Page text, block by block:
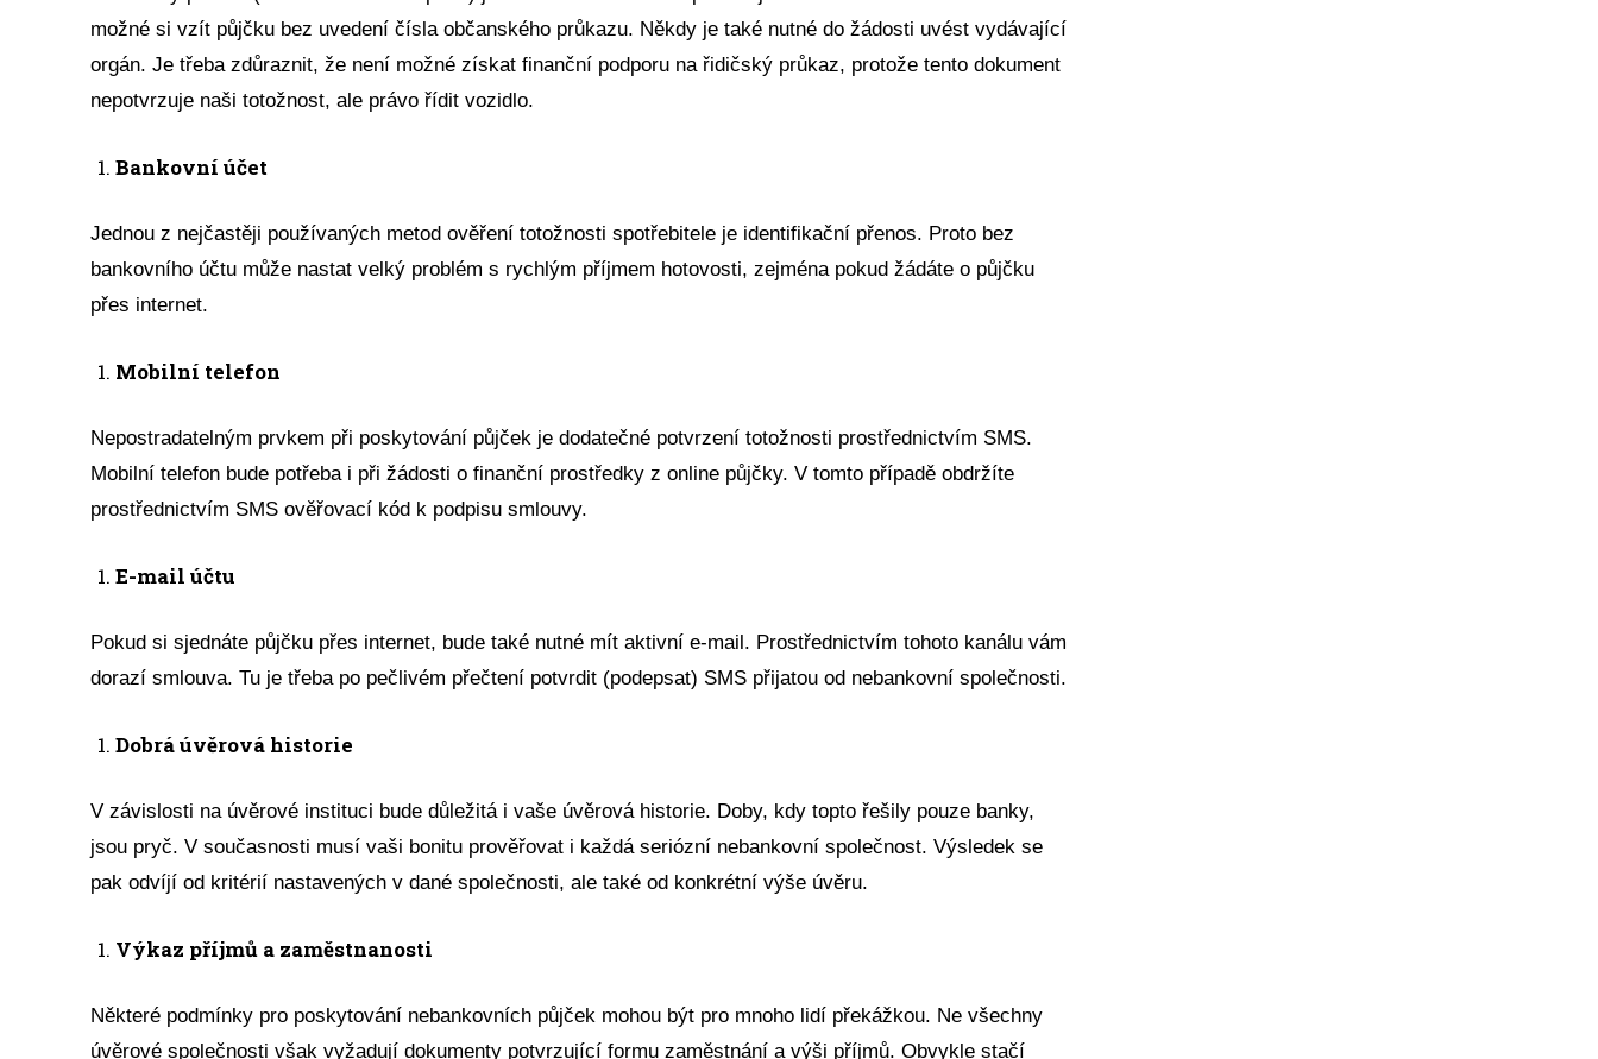
možné si vzít půjčku bez uvedení čísla občanského průkazu. Někdy je také nutné do žádosti uvést vydávající
orgán. Je třeba zdůraznit, že není možné získat finanční podporu na řidičský průkaz, protože tento dokument
nepotvrzuje naši totožnost, ale právo řídit vozidlo.
Bankovní účet
Jednou z nejčastěji používaných metod ověření totožnosti spotřebitele je identifikační přenos. Proto bez
bankovního účtu může nastat velký problém s rychlým příjmem hotovosti, zejména pokud žádáte o půjčku
přes internet.
Mobilní telefon
Nepostradatelným prvkem při poskytování půjček je dodatečné potvrzení totožnosti prostřednictvím SMS.
Mobilní telefon bude potřeba i při žádosti o finanční prostředky z online půjčky. V tomto případě obdržíte
prostřednictvím SMS ověřovací kód k podpisu smlouvy.
E-mail účtu
Pokud si sjednáte půjčku přes internet, bude také nutné mít aktivní e-mail. Prostřednictvím tohoto kanálu vám
dorazí smlouva. Tu je třeba po pečlivém přečtení potvrdit (podepsat) SMS přijatou od nebankovní společnosti.
Dobrá úvěrová historie
V závislosti na úvěrové instituci bude důležitá i vaše úvěrová historie. Doby, kdy topto řešily pouze banky,
jsou pryč. V současnosti musí vaši bonitu prověřovat i každá seriózní nebankovní společnost. Výsledek se
pak odvíjí od kritérií nastavených v dané společnosti, ale také od konkrétní výše úvěru.
Výkaz příjmů a zaměstnanosti
Některé podmínky pro poskytování nebankovních půjček mohou být pro mnoho lidí překážkou. Ne všechny
úvěrové společnosti však vyžadují dokumenty potvrzující formu zaměstnání a výši příjmů. Obvykle stačí